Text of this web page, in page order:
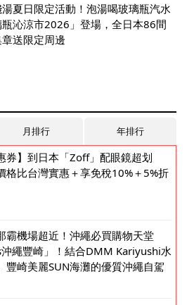
湯夏日限定活動！泡湯喝玻璃瓶汽水
瓶沁涼市2026」登場，全日本86間
送限定周邊
月排行 年排行
券】到日本「Zoff」配眼鏡超划
格比台灣實惠＋享免稅10%＋5%折
霸機場超近！沖繩必買購物天堂
沖繩豐崎」！結合DMM Kariyushi水
豐崎美麗SUN海灘的優質沖繩自駕